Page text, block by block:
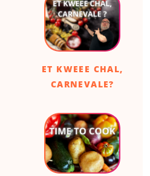
ET KWEEE CHAL,
CARNEVALE?